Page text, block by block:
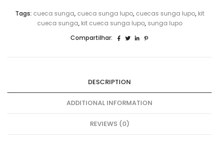
Tags: cueca sunga, cueca sunga lupo, cuecas sunga lupo, kit
cueca sunga, kit cueca sunga lupo, sunga lupo
Compartilhar:
DESCRIPTION
ADDITIONAL INFORMATION
REVIEWS (0)